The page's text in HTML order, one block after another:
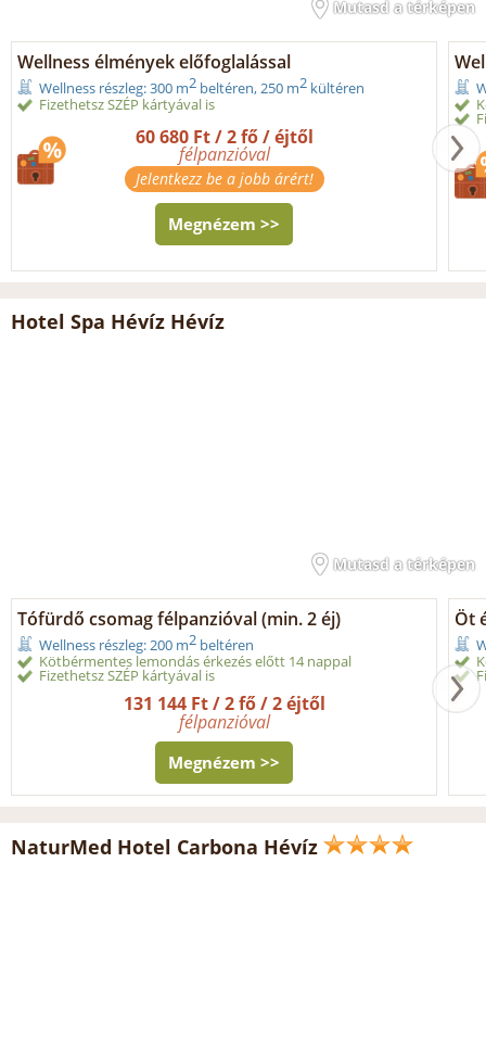
Mutasd a térképen
Wellness élmények előfoglalással
Wellness részleg: 300 m2 beltéren, 250 m2 kültéren
Fizethetsz SZÉP kártyával is
60 680 Ft / 2 fő / éjtől
félpanzióval
Jelentkezz be a jobb árért!
Megnézem >>
Hotel Spa Hévíz Hévíz
Mutasd a térképen
Tófürdő csomag félpanzióval (min. 2 éj)
Wellness részleg: 200 m2 beltéren
Kötbérmentes lemondás érkezés előtt 14 nappal
Fizethetsz SZÉP kártyával is
131 144 Ft / 2 fő / 2 éjtől
félpanzióval
Megnézem >>
Öt
NaturMed Hotel Carbona Hévíz